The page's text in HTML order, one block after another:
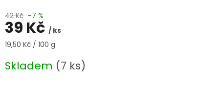
42 Kč –7 %
39 Kč / ks
Měrná
19,50 Kč / 100 g
Skladem (7 ks)